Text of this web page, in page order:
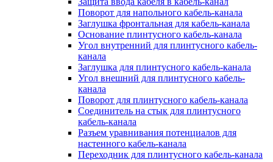
Поворот для напольного кабель-канала
Заглушка фронтальная для кабель-канала
Основание плинтусного кабель-канала
Угол внутренний для плинтусного кабель-
канала
Заглушка для плинтусного кабель-канала
Угол внешний для плинтусного кабель-
канала
Поворот для плинтусного кабель-канала
Соединитель на стык для плинтусного
кабель-канала
Разъем уравнивания потенциалов для
настенного кабель-канала
Переходник для плинтусного кабель-канала